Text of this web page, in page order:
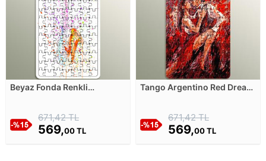
Beyaz Fonda Renkli
671,42 TL
569,00 TL
Tango Argentino Red Dream
671,42 TL
569,00 TL